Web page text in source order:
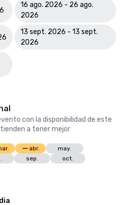
16 ago. 2026 - 26 ago.
2026
13 sept. 2026 - 13 sept.
2026
con la disponibilidad de este
a tener mejor
abr.
may.
sep.
oct.